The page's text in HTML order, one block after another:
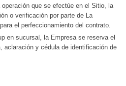
que se efectúe en el Sitio, la
o verificación por parte de La
el perfeccionamiento del contrato.
en sucursal, la Empresa se reserva el
aclaración y cédula de identificación de